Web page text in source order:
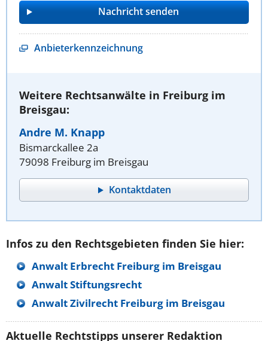
Anbieterkennzeichnung
Weitere Rechtsanwälte in Freiburg im
Breisgau:
Andre M. Knapp
Bismarckallee 2a
79098 Freiburg im Breisgau
Kontaktdaten
Infos zu den Rechtsgebieten finden Sie hier:
Anwalt Erbrecht Freiburg im Breisgau
Anwalt Stiftungsrecht
Anwalt Zivilrecht Freiburg im Breisgau
Aktuelle Rechtstipps unserer Redaktion